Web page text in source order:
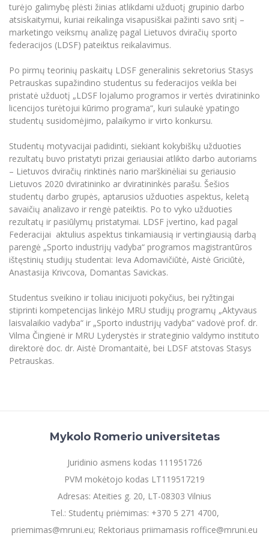
Universiteto teatras
MRU pop vokalinis ansamblis (vadovas Artūras
Novikas)
Neformaliuoju ir (ar) savišvietos būdu įgytų
kompetencijų vertinimas ir pripažinimas
Studijų organizavimas
Erasmus+ mobilumas praktikoms (SMP)
Kitos galimybės
Partnerystės
Azijos centras
Frankofoniškų šalių studijų centras
Emocinė gerovė
Mokslo laboratorijos
Žmogaus, aplinkos ir technologijų (HET)
Doktorantūra
Projektai
Akademinė leidyba
Mokslo naujienos
Kasmetiniai mokslo renginiai
Veiklos dokumentai
Akademinė etika
Darbas MRU
Universiteto simbolika
Atributika
Naujienos
Tarptautiškumas
Studentams
Studentams
Darbuotojams
Partnerystės
Vilniaus Karaliaus Sedžiongo institutas
Frankofoniškų šalių studijų centras
Darbuotojams
Partnerystės
Azijos centras
Frankofoniškų šalių studijų centras
Darnus vystymasis
Privatumo politika
Negalia ir individualieji poreikiai
Viešai skelbiama informacija
Parama Ukrainai
Civilinė sauga
Korupcijos prevencija
Sūduvos akademija
Tinklalaidės
Bakalauro studijos
Vadovų MBA
Švietimo ir kultūros vadovų MPA
Teisės LL.M.
Papildomosios studijos
Doktorantūros studijos
Profesinės bakalauro studijos
Personalo valdymo centras
Privačių interesų deklaravimas
Informacija naujiems darbuotojams
Studijų Moodle (studijų vykdymui)
Darbuotojų Moodle (kompetencijų tobulinimui)
Studijų tvarkaraštis
Informacinė sistema "Studijos"
Darbuotojų elektroninis paštas
Daugiafaktorinė autentifikacija universiteto
darbuotojams (MFA)
Mokslininkų profiliai "CRIS"
Microsoft Office 365
MRU mobilios programėlės
Pagalbos sistema
Profesinė sąjunga
Kontaktų paieška
turėjo galimybę plėsti žinias atlikdami užduotį grupinio darbo
atsiskaitymui, kuriai reikalinga visapusiškai pažinti savo sritį –
marketingo veiksmų analizę pagal Lietuvos dviračių sporto
federacijos (LDSF) pateiktus reikalavimus.
Po pirmų teorinių paskaitų LDSF generalinis sekretorius Stasys
Petrauskas supažindino studentus su federacijos veikla bei
pristatė užduotį „LDSF lojalumo programos ir vertės dviratininko
licencijos turėtojui kūrimo programa“, kuri sulaukė ypatingo
studentų susidomėjimo, palaikymo ir virto konkursu.
Studentų motyvacijai padidinti, siekiant kokybiškų užduoties
rezultatų buvo pristatyti prizai geriausiai atlikto darbo autoriams
– Lietuvos dviračių rinktinės nario marškinėliai su geriausio
Lietuvos 2020 dviratininko ar dviratininkės parašu. Šešios
studentų darbo grupės, aptarusios užduoties aspektus, keletą
savaičių analizavo ir rengė pateiktis. Po to vyko užduoties
rezultatų ir pasiūlymų pristatymai. LDSF įvertino, kad pagal
Federacijai aktulius aspektus tinkamiausią ir vertingiausią darbą
parengė „Sporto industrijų vadyba“ programos magistrantūros
ištęstinių studijų studentai: Ieva Adomavičiūtė, Aistė Griciūtė,
Anastasija Krivcova, Domantas Savickas.
Studentus sveikino ir toliau inicijuoti pokyčius, bei ryžtingai
stiprinti kompetencijas linkėjo MRU studijų programų „Aktyvaus
laisvalaikio vadyba“ ir „Sporto industrijų vadyba“ vadovė prof. dr.
Vilma Čingienė ir MRU Lyderystės ir strateginio valdymo instituto
direktorė doc. dr. Aistė Dromantaitė, bei LDSF atstovas Stasys
Petrauskas.
Mykolo Romerio universitetas
Juridinio asmens kodas 111951726
PVM mokėtojo kodas LT119517219
Adresas: Ateities g. 20, LT-08303 Vilnius
Tel.: Studentų priėmimas: +370 5 271 4700,
priemimas@mruni.eu; Rektoriaus priimamasis roffice@mruni.eu